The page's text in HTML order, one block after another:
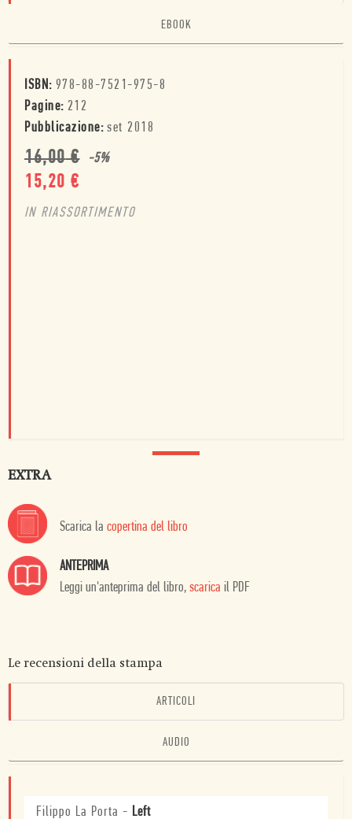
EBOOK
ISBN: 978-88-7521-975-8
Pagine: 212
Pubblicazione: set 2018
16,00€ -5%
15,20 €
IN RIASSORTIMENTO
EXTRA
Scarica la copertina del libro
ANTEPRIMA
Leggi un'anteprima del libro, scarica il PDF
Le recensioni della stampa
ARTICOLI
AUDIO
Filippo La Porta - Left